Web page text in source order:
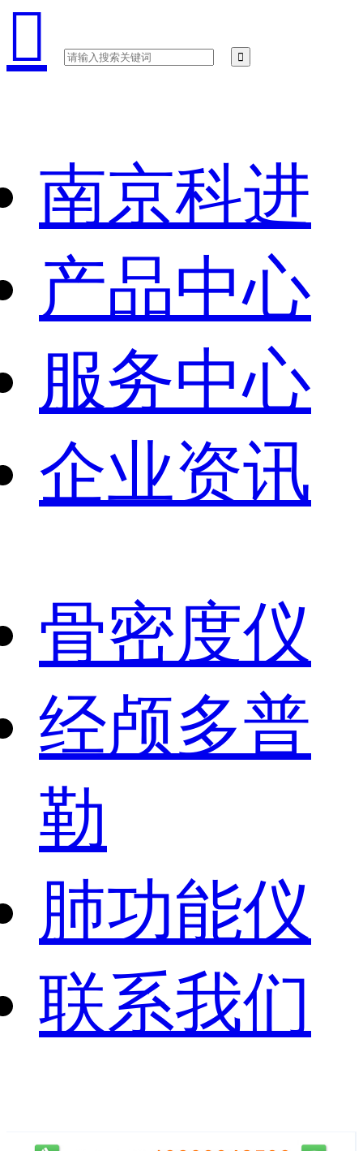

南京科进
产品中心
服务中心
企业资讯
骨密度仪
经颅多普
勒
肺功能仪
联系我们